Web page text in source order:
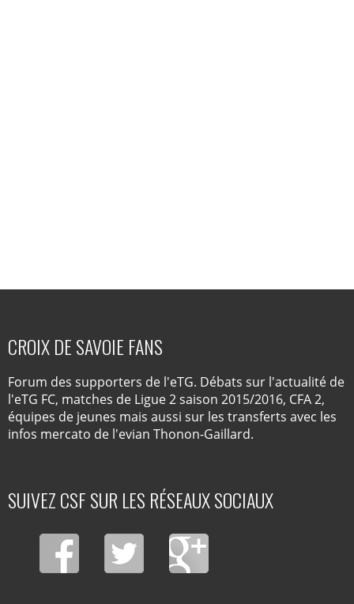
CROIX DE SAVOIE FANS
Forum des supporters de l'eTG. Débats sur l'actualité de
l'eTG FC, matches de Ligue 2 saison 2015/2016, CFA 2,
équipes de jeunes mais aussi sur les transferts avec les
infos mercato de l'evian Thonon-Gaillard.
SUIVEZ CSF SUR LES RÉSEAUX SOCIAUX